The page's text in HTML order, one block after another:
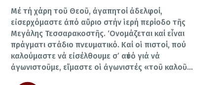
Μέ τή χάρη τοῦ Θεοῦ, ἀγαπητοί ἀδελφοί,
εἰσερχόμαστε ἀπό αὔριο στήν ἱερή περίοδο τῆς
Μεγάλης Τεσσαρακοστῆς. ‘Oνομάζεται καί εἶναι
πράγματι στάδιο πνευματικό. Καί οἱ πιστοί, πού
καλούμαστε νά εἰσέλθουμε σ’ αὐτό γιά νά
ἀγωνιστοῦμε, εἴμαστε οἱ ἀγωνιστές «τοῦ καλοῦ…